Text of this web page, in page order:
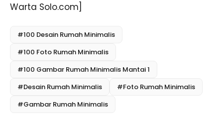
Warta Solo.com]
#100 Desain Rumah Minimalis
#100 Foto Rumah Minimalis
#100 Gambar Rumah Minimalis Mantai 1
#Desain Rumah Minimalis
#Foto Rumah Minimalis
#Gambar Rumah Minimalis